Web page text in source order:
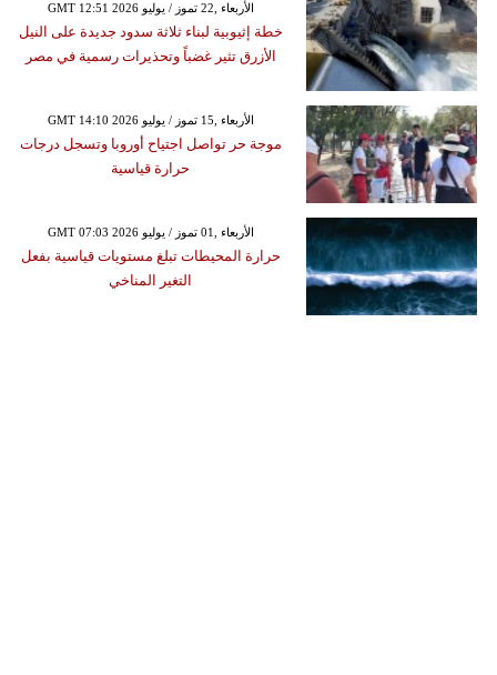
GMT 12:51 2026 الأربعاء ,22 تموز / يوليو
خطة إثيوبية لبناء ثلاثة سدود جديدة على النيل
الأزرق تثير غضباً وتحذيرات رسمية في مصر
GMT 14:10 2026 الأربعاء ,15 تموز / يوليو
موجة حر تواصل اجتياح أوروبا وتسجل درجات
حرارة قياسية
GMT 07:03 2026 الأربعاء ,01 تموز / يوليو
حرارة المحيطات تبلغ مستويات قياسية بفعل
التغير المناخي